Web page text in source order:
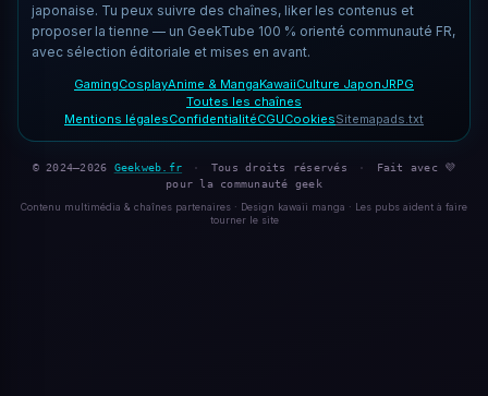
japonaise. Tu peux suivre des chaînes, liker les contenus et
proposer la tienne — un GeekTube 100 % orienté communauté FR,
avec sélection éditoriale et mises en avant.
GamingCosplayAnime & MangaKawaiiCulture JaponJRPG
Toutes les chaînes
Mentions légalesConfidentialitéCGUCookiesSitemapads.txt
© 2024–2026 Geekweb.fr · Tous droits réservés ·
Fait avec 💜
pour la communauté geek
Contenu multimédia & chaînes partenaires · Design kawaii manga · Les pubs aident à faire
tourner le site